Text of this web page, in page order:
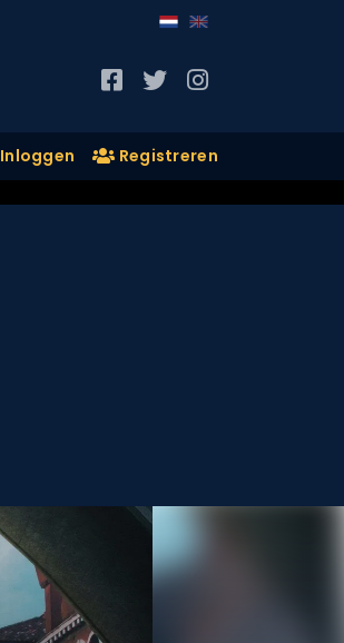
Inloggen Registreren